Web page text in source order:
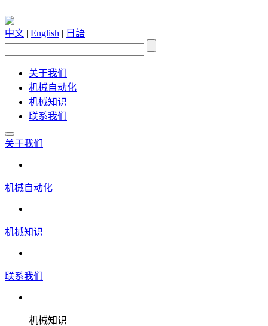
中文 | English | 日語
关于我们
机械自动化
机械知识
联系我们
关于我们
机械自动化
机械知识
联系我们
机械知识